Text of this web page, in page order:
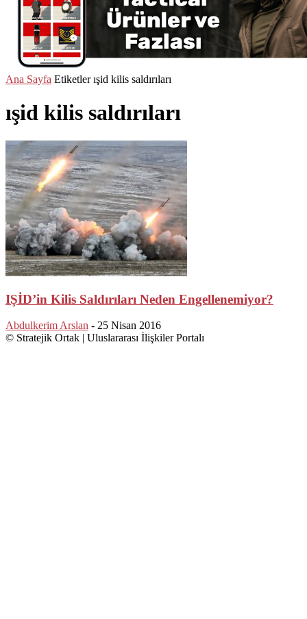
Ana Sayfa Etiketler ışid kilis saldırıları
ışid kilis saldırıları
IŞİD’in Kilis Saldırıları Neden Engellenemiyor?
Abdulkerim Arslan - 25 Nisan 2016
© Stratejik Ortak | Uluslararası İlişkiler Portalı